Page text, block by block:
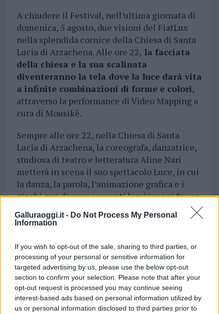
Galluraoggi.it - Do Not Process My Personal
Information
If you wish to opt-out of the sale, sharing to third parties, or
processing of your personal or sensitive information for
targeted advertising by us, please use the below opt-out
section to confirm your selection. Please note that after your
opt-out request is processed you may continue seeing
interest-based ads based on personal information utilized by
us or personal information disclosed to third parties prior to
A chiudere il Festival, nell’ultima giornata di
domenica, 5 agosto, due visioni del FiatLux
nella splendida cornice della Chiesa di Santa
Lucia di Arzachena. Alle ore 22, la facciata
della chiesa e la sua scalinata
diventeranno la tela dove la luce darà vita
a infinite combinazioni di forme e colori,
attraverso la performance di Video Mapping a
cura di Mousikè.
Sempre alle ore 22, nella Chiesa di Santa
Lucia di Arzachena, la coreografa, danzatrice,
studiosa di teatro e letteratura Aline Nari
metterà in scena il suo spettacolo Luce, in cui
la danza, la parola, l’animazione grafica e i
giochi con diverse sorgenti luminose si fanno
domande, il filosofo, che è in ogni bambino, di
contatto diretto con il pubblico attraverso
la performance Un Cielo di Domande.
Perché le domande arrivano quando meno le
si aspetta: una alla volta, o tutte insieme.
Condividi l'articolo